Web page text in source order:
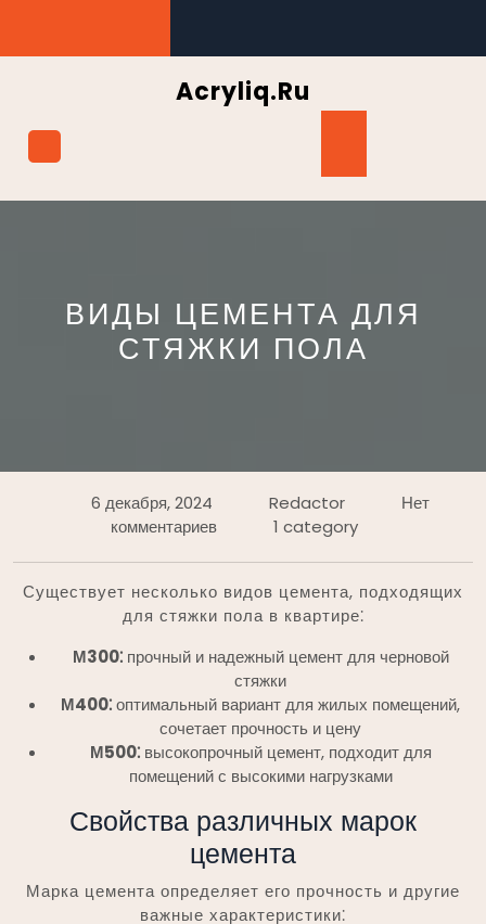
содержимому
Acryliq.ru
ВИДЫ ЦЕМЕНТА ДЛЯ
СТЯЖКИ ПОЛА
6 декабря, 2024 Redactor
Нет
комментариев
1 category
Существует несколько видов цемента, подходящих
для стяжки пола в квартире⁚
М300⁚прочный и надежный цемент для черновой
стяжки
М400⁚оптимальный вариант для жилых помещений,
сочетает прочность и цену
М500⁚высокопрочный цемент, подходит для
помещений с высокими нагрузками
Свойства различных марок
цемента
Марка цемента определяет его прочность и другие
важные характеристики⁚